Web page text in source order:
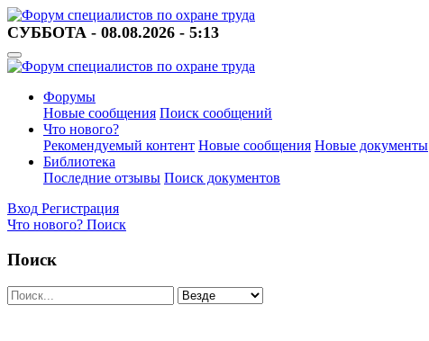
СУББОТА - 08.08.2026 - 5:13
Форумы
Новые сообщения Поиск сообщений
Что нового?
Рекомендуемый контент Новые сообщения Новые документы
Библиотека
Последние отзывы Поиск документов
Вход Регистрация
Что нового? Поиск
Поиск